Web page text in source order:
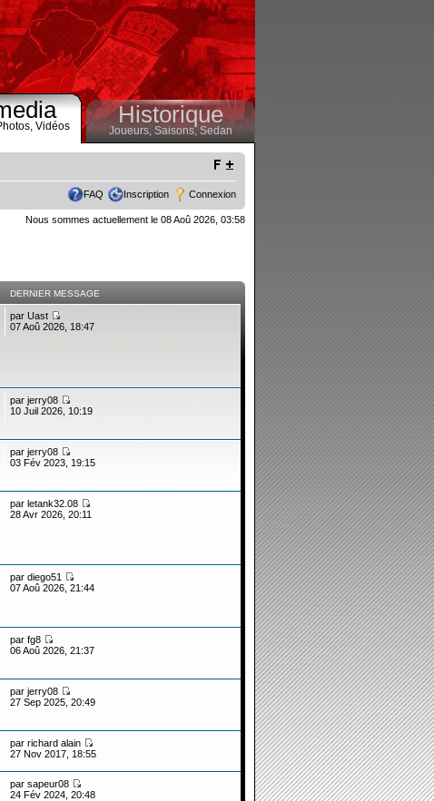
Vidéos Historique
Joueurs, Saisons,Sedan
FAQ Inscription Connexion
Nous sommes actuellement le 08 Aoû 2026, 03:58
DERNIER MESSAGE
par Uast
07 Aoû 2026, 18:47
par jerry08
10 Juil 2026, 10:19
par jerry08
03 Fév 2023, 19:15
par letank32.08
28 Avr 2026, 20:11
par diego51
07 Aoû 2026, 21:44
par fg8
06 Aoû 2026, 21:37
par jerry08
27 Sep 2025, 20:49
par richard alain
27 Nov 2017, 18:55
par sapeur08
24 Fév 2024, 20:48